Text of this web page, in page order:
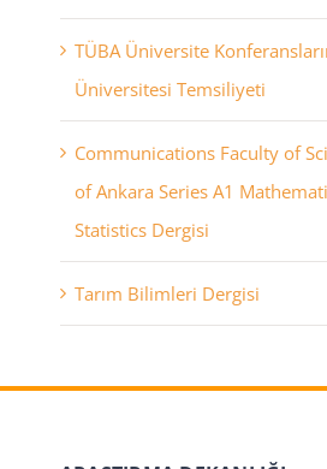
TÜBA Üniversite
Üniversitesi Temsiliyeti
Communications Faculty of
of Ankara Series A1
Statistics Dergisi
Tarım Bilimleri Dergisi